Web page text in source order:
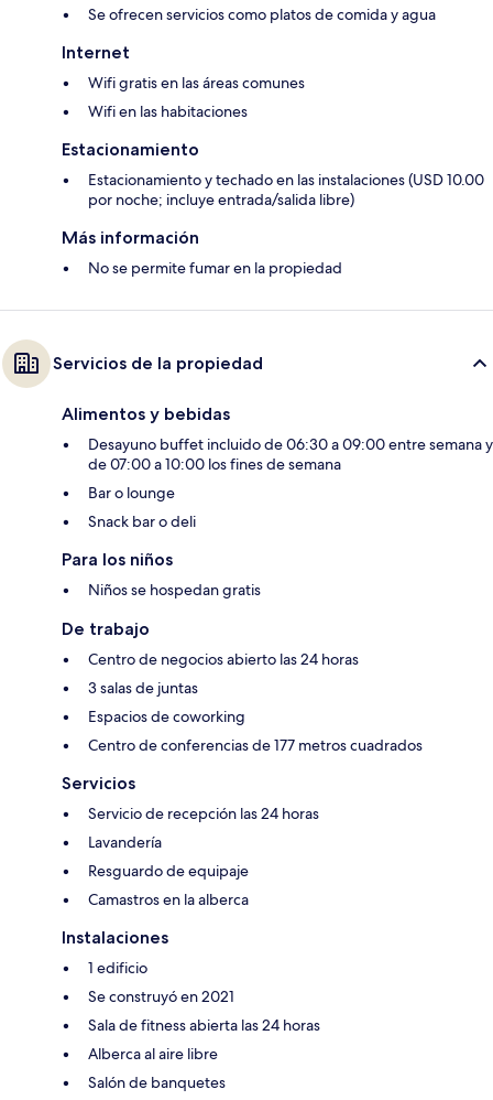
Se ofrecen servicios como platos de comida y agua
Internet
Wifi gratis en las áreas comunes
Wifi en las habitaciones
Estacionamiento
Estacionamiento y techado en las instalaciones (USD 10.00
por noche; incluye entrada/salida libre)
Más información
No se permite fumar en la propiedad
Servicios de la propiedad
Alimentos y bebidas
Desayuno buffet incluido de 06:30 a 09:00 entre semana y
de 07:00 a 10:00 los fines de semana
Bar o lounge
Snack bar o deli
Para los niños
Niños se hospedan gratis
De trabajo
Centro de negocios abierto las 24 horas
3 salas de juntas
Espacios de coworking
Centro de conferencias de 177 metros cuadrados
Servicios
Servicio de recepción las 24 horas
Lavandería
Resguardo de equipaje
Camastros en la alberca
Instalaciones
1 edificio
Se construyó en 2021
Sala de fitness abierta las 24 horas
Alberca al aire libre
Salón de banquetes